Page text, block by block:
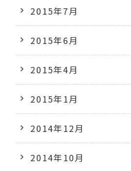
2015年7月
2015年6月
2015年4月
2015年1月
2014年12月
2014年10月